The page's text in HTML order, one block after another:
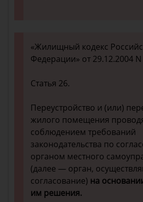
«Жилищный кодекс
Федерации» от 29.12.2004
Статья 26.
Переустройство и (или)
жилого помещения
соблюдением требований
законодательства по
органом местного
(далее — орган,
согласование) на
им решения.